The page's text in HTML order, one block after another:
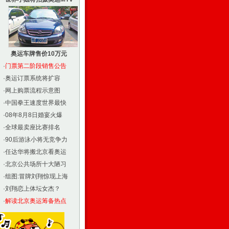
奥运车牌售价10万元
·门票第二阶段销售公告
·奥运订票系统将扩容
· 网上购票流程示意图
·中国拳王速度世界最快
·08年8月8日婚宴火爆
·全球最卖座比赛排名
·90后游泳小将无竞争力
·任达华将搬北京看奥运
·北京公共场所十大陋习
·组图:冒牌刘翔惊现上海
·刘翔恋上体坛女杰？
·解读北京奥运筹备热点